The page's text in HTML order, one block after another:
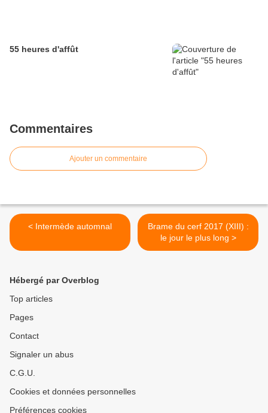
55 heures d'affût
Commentaires
Ajouter un commentaire
< Intermède automnal
Brame du cerf 2017 (XIII) :
le jour le plus long >
Hébergé par Overblog
Top articles
Pages
Contact
Signaler un abus
C.G.U.
Cookies et données personnelles
Préférences cookies